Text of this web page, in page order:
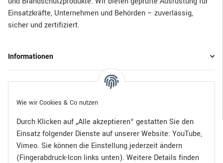
Wie wir Cookies & Co nutzen
Durch Klicken auf „Alle akzeptieren“ gestatten Sie den
Einsatz folgender Dienste auf unserer Website: YouTube,
Vimeo. Sie können die Einstellung jederzeit ändern
(Fingerabdruck-Icon links unten). Weitere Details finden
Einsatzkräfte, Unternehmen und Behörden – zuverlässig,
sicher und zertifiziert.
Informationen
Gesetzliche Informationen
Bezahlen Sie bequem per: